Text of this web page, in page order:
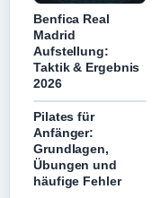
Benfica Real
Madrid
Aufstellung:
Taktik & Ergebnis
2026
Pilates für
Anfänger:
Grundlagen,
Übungen und
häufige Fehler